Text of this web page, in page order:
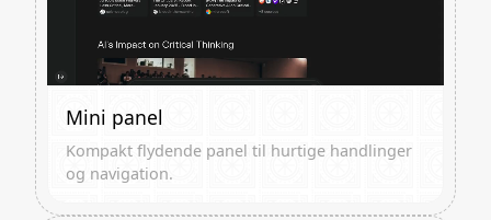
Mini panel
Kompakt flydende panel til hurtige handlinger
og navigation.